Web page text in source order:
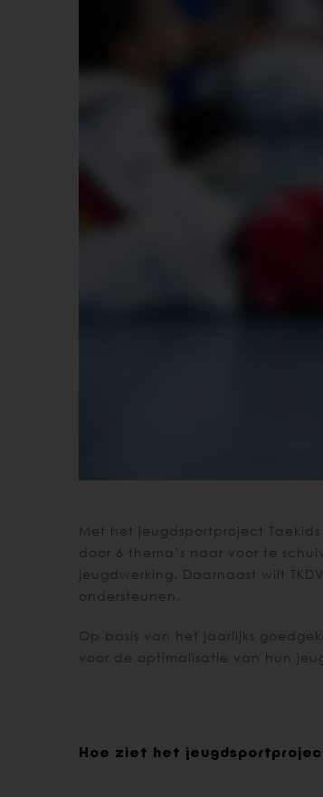
Met het jeugdsportproject
door 6 thema’s naar voor te
jeugdwerking. Daarnaast wilt
ondersteunen.
Op basis van het jaarlijks
voor de optimalisatie van hun
Hoe ziet het